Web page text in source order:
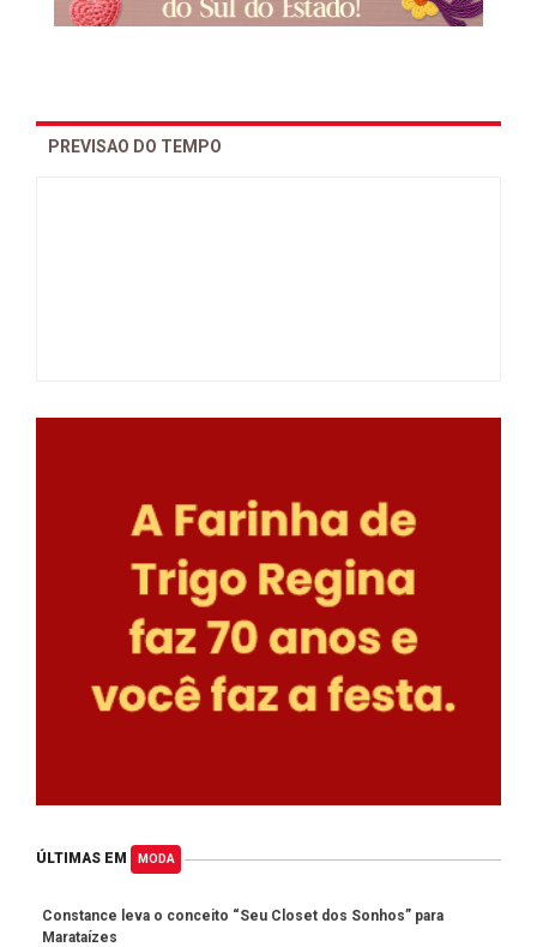
PREVISAO DO TEMPO
ÚLTIMAS EM MODA
Constance leva o conceito “Seu Closet dos Sonhos” para
Marataízes